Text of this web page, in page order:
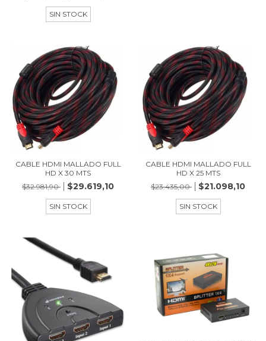
SIN STOCK
CABLE HDMI MALLADO FULL
HD X 30 MTS
$32.981,90
$29.619,10
SIN STOCK
CABLE HDMI MALLADO FULL
HD X 25 MTS
$23.435,00
$21.098,10
SIN STOCK